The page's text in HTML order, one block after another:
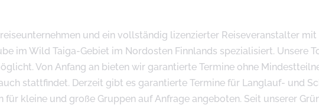
und ein vollständig lizenzierter Reiseveranstalter mit
im Wild Taiga-Gebiet im Nordosten Finnlands spezialisiert. Unsere
Von Anfang an bieten wir garantierte Termine ohne
stattfindet. Derzeit gibt es garantierte Termine für Langlauf- und
für kleine und große Gruppen auf Anfrage angeboten. Seit unserer